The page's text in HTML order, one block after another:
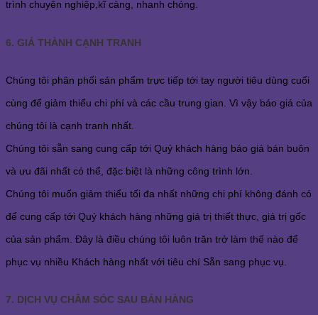
trình chuyên nghiệp,kĩ càng, nhanh chóng.
6. GIÁ THÀNH CẠNH TRANH
Chúng tôi phân phối sản phẩm trực tiếp tới tay người tiêu dùng cuối
cùng để giảm thiểu chi phí và các cầu trung gian. Vì vậy báo giá của
chúng tôi là cạnh tranh nhất.
Chúng tôi sẵn sang cung cấp tới Quý khách hàng báo giá bán buôn
và ưu đãi nhất có thể, đặc biệt là những công trình lớn.
Chúng tôi muốn giảm thiểu tối đa nhất những chi phí không đánh có
để cung cấp tới Quý khách hàng những giá trị thiết thực, giá trị gốc
của sản phẩm. Đây là điều chúng tôi luôn trăn trở làm thế nào để
phục vụ nhiều Khách hàng nhất với tiêu chí Sẵn sang phục vụ.
7. DỊCH VỤ CHĂM SÓC SAU BÁN HÀNG